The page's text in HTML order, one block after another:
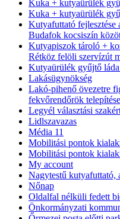
Kuka + kutyaürülék
Kuka + kutyaürülék
Kutyafuttató fejlesztése
Budafok kocsiszín
Kutyapiszok tároló +
Rétköz felöli szervízút
Kutyaürülék gyűjtő
Lakásügynökség
Lakó-pihenő övezetre
fekvőrendőrök telepítése
Legyél választási
Lidlszavazas
Média 11
Mobilitási pontok
Mobilitási pontok
My account
Nagytestű kutyafuttató,
Nőnap
Oldalfal nélküli fedett
Önkormányzati